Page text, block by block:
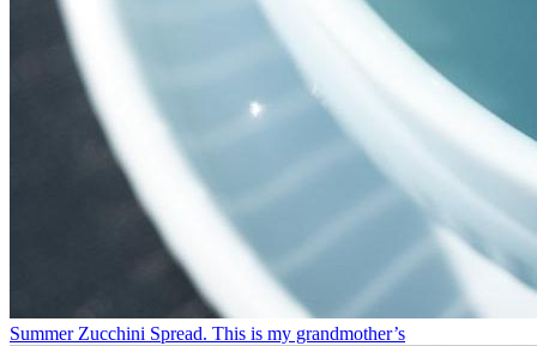
Summer Zucchini Spread.⁠ This is my grandmother’s